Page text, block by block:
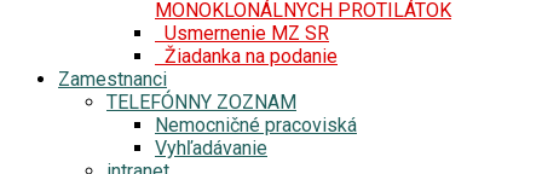
MONOKLONÁLNYCH PROTILÁTOK
Usmernenie MZ SR
Žiadanka na podanie
Zamestnanci
TELEFÓNNY ZOZNAM
Nemocničné pracoviská
Vyhľadávanie